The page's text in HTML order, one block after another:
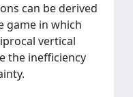
can be derived
game in which
vertical
the inefficiency